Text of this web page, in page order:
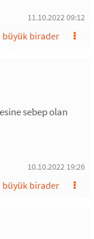
11.10.2022 09:12
büyük birader
sebep olan
10.10.2022 19:26
büyük birader